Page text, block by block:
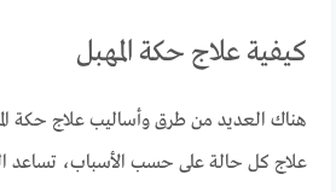
كيفية علاج حكة المهبل
هناك العديد من طرق وأساليب علاج حكة
علاج كل حالة على حسب الأسباب، تساعد